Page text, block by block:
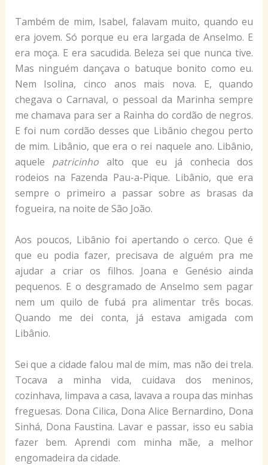
Também de mim, Isabel, falavam muito, quando eu
era jovem. Só porque eu era largada de Anselmo. E
era moça. E era sacudida. Beleza sei que nunca tive.
Mas ninguém dançava o batuque bonito como eu.
Nem Isolina, cinco anos mais nova. E, quando
chegava o Carnaval, o pessoal da Marinha sempre
me chamava para ser a Rainha do cordão de negros.
E foi num cordão desses que Libânio chegou perto
de mim. Libânio, que era o rei naquele ano. Libânio,
aquele patricinho alto que eu já conhecia dos
rodeios na Fazenda Pau-a-Pique. Libânio, que era
sempre o primeiro a passar sobre as brasas da
fogueira, na noite de São João.
Aos poucos, Libânio foi apertando o cerco. Que é
que eu podia fazer, precisava de alguém pra me
ajudar a criar os filhos. Joana e Genésio ainda
pequenos. E o desgramado de Anselmo sem pagar
nem um quilo de fubá pra alimentar três bocas.
Quando me dei conta, já estava amigada com
Libânio.
Sei que a cidade falou mal de mim, mas não dei trela.
Tocava a minha vida, cuidava dos meninos,
cozinhava, limpava a casa, lavava a roupa das minhas
freguesas. Dona Cilica, Dona Alice Bernardino, Dona
Sinhá, Dona Faustina. Lavar e passar, isso eu sabia
fazer bem. Aprendi com minha mãe, a melhor
engomadeira da cidade.